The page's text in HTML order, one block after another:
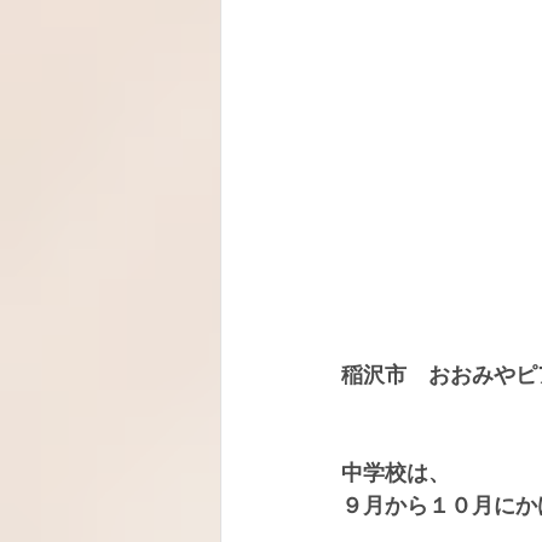
稲沢市　おおみや
中学校は、
９月から１０月に